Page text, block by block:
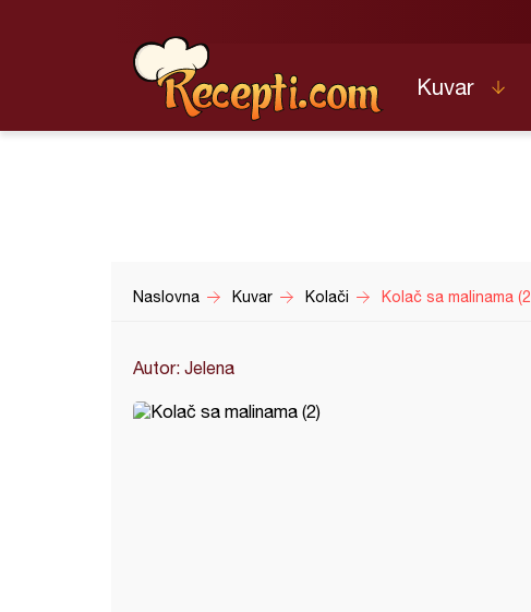
Kuvar
Naslovna Kuvar Kolači Kolač sa malinama (2
Autor: Jelena